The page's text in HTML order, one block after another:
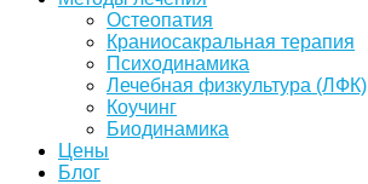
Остеопатия
Краниосакральная терапия
Психодинамика
Лечебная физкультура (ЛФК)
Коучинг
Биодинамика
Цены
Блог